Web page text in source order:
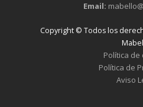
Email:
Copyright © Todos los
Política de
Política de
Aviso